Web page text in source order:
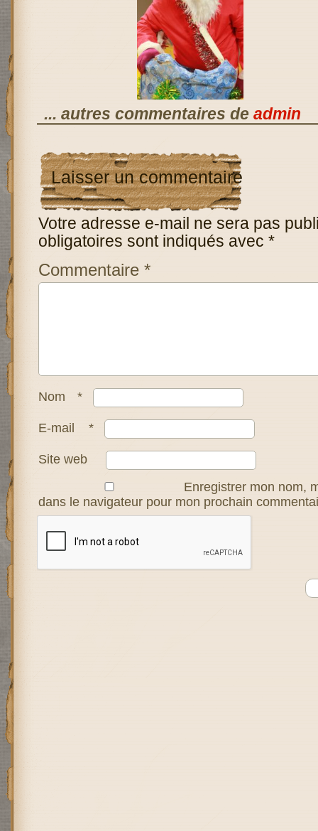
... autres commentaires de admin
Laisser un commentaire
Votre adresse e-mail ne sera pas
obligatoires sont indiqués avec *
Commentaire *
Nom *
E-mail *
Site web
Enregistrer mon nom,
dans le navigateur pour mon prochain